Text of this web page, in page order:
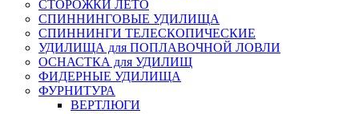
СТОРОЖКИ ЛЕТО
СПИННИНГОВЫЕ УДИЛИЩА
СПИННИНГИ ТЕЛЕСКОПИЧЕСКИЕ
УДИЛИЩА для ПОПЛАВОЧНОЙ ЛОВЛИ
ОСНАСТКА для УДИЛИЩ
ФИДЕРНЫЕ УДИЛИЩА
ФУРНИТУРА
ВЕРТЛЮГИ